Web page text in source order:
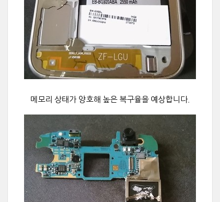
메모리 상태가 양호해 높은 복구율을 예상합니다.